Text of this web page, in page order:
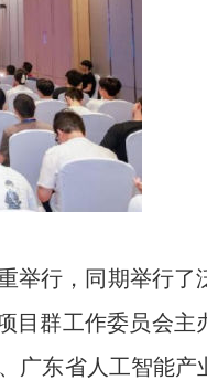
行，同期举行了
目群工作委员会主
广东省人工智能产